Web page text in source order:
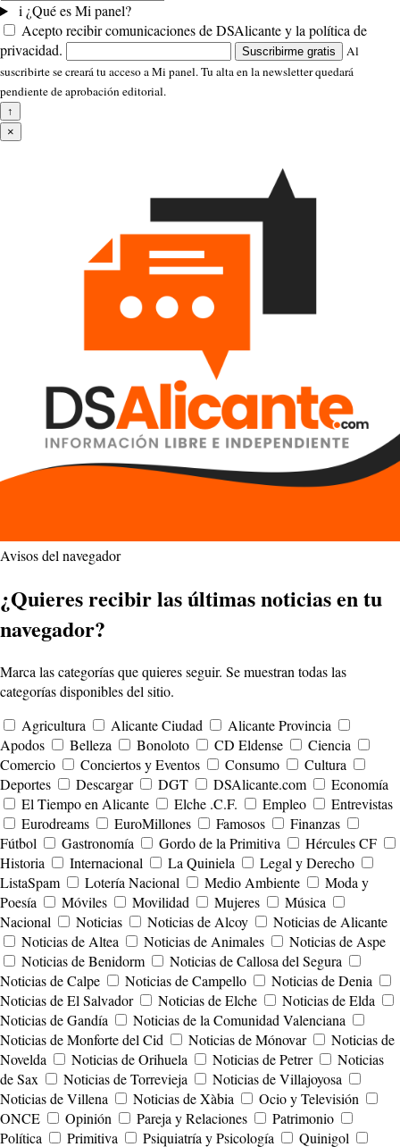
i ¿Qué es Mi panel?
Acepto recibir comunicaciones de DSAlicante y la política de
privacidad.
Suscribirme gratis
Al
suscribirte se creará tu acceso a Mi panel. Tu alta en la newsletter quedará
pendiente de aprobación editorial.
↑
×
Avisos del navegador
¿Quieres recibir las últimas noticias en tu
navegador?
Marca las categorías que quieres seguir. Se muestran todas las
categorías disponibles del sitio.
Agricultura
Alicante Ciudad
Alicante Provincia
Apodos
Belleza Bonoloto CD Eldense
Ciencia
Comercio
Conciertos y Eventos Consumo
Cultura
Deportes
Descargar DGT DSAlicante.com
Economía
El Tiempo en Alicante
Elche .C.F. Empleo
Entrevistas
Eurodreams
EuroMillones Famosos
Finanzas
Fútbol
Gastronomía Gordo de la Primitiva
Hércules CF
Historia
Internacional La Quiniela
Legal y Derecho
ListaSpam
Lotería Nacional Medio Ambiente
Moda y
Poesía
Móviles Movilidad Mujeres
Música
Nacional
Noticias Noticias de Alcoy
Noticias de Alicante
Noticias de Altea
Noticias de Animales
Noticias de Aspe
Noticias de Benidorm
Noticias de Callosa del Segura
Noticias de Calpe
Noticias de Campello
Noticias de Denia
Noticias de El Salvador
Noticias de Elche
Noticias de Elda
Noticias de Gandía
Noticias de la Comunidad Valenciana
Noticias de Monforte del Cid
Noticias de Mónovar
Noticias de
Novelda
Noticias de Orihuela Noticias de Petrer
Noticias
de Sax
Noticias de Torrevieja
Noticias de Villajoyosa
Noticias de Villena
Noticias de Xàbia
Ocio y Televisión
ONCE
Opinión Pareja y Relaciones
Patrimonio
Política
Primitiva Psiquiatría y Psicología Quinigol